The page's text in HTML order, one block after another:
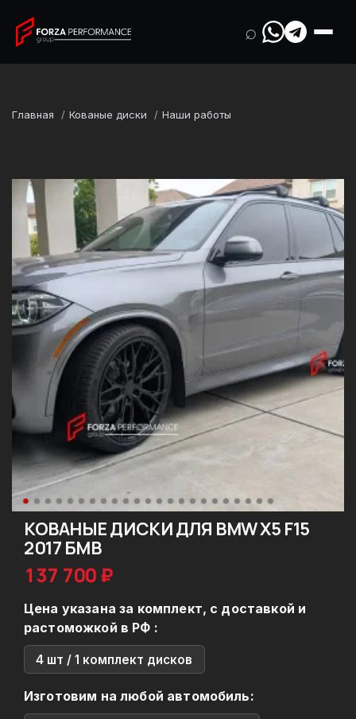
⌕
Главная Кованые диски Наши работы
КОВАНЫЕ ДИСКИ ДЛЯ BMW X5 F15
2017 БМВ
137 700 ₽
Цена указана за комплект, с доставкой и
растоможкой в РФ :
4 шт / 1 комплект дисков
Изготовим на любой автомобиль:
Марка
BMW
Модель
X5